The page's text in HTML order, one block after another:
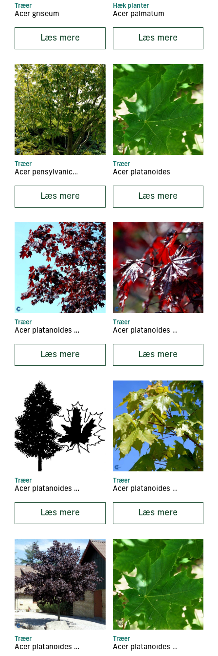
Træer
Acer griseum
Læs mere
Hæk planter
Acer palmatum
Læs mere
Træer
Acer pensylvanicum
Læs mere
Træer
Acer platanoides
Læs mere
Træer
Acer platanoides ‘Crimson King’
Læs mere
Træer
Acer platanoides ‘Crimson Sentry’
Læs mere
Træer
Acer platanoides ‘Drummondii’
Læs mere
Træer
Acer platanoides ‘Emerald Queen’
Læs mere
Træer
Acer platanoides ‘Faassen’s Black’
Træer
Acer platanoides ‘Farlake’s Green’